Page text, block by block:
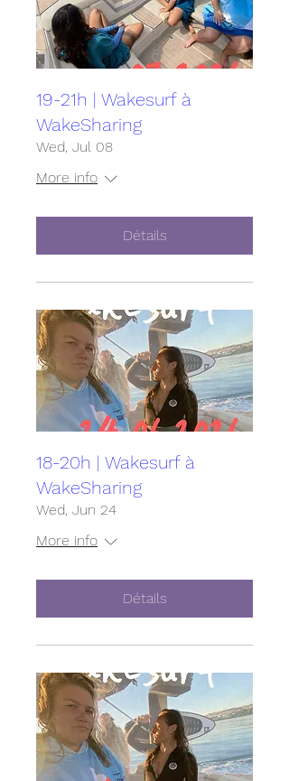
19-21h | Wakesurf à
WakeSharing
Wed, Jul 08
More info
Détails
18-20h | Wakesurf à
WakeSharing
Wed, Jun 24
More info
Détails